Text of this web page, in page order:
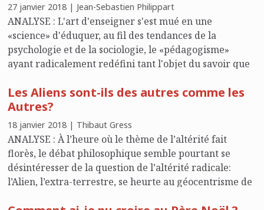
27 janvier 2018 | Jean-Sebastien Philippart
ANALYSE : L'art d'enseigner s'est mué en une
«science» d'éduquer, au fil des tendances de la
psychologie et de la sociologie, le «pédagogisme»
ayant radicalement redéfini tant l'objet du savoir que
Les Aliens sont-ils des autres comme les
Autres?
18 janvier 2018 | Thibaut Gress
ANALYSE : À l’heure où le thème de l’altérité fait
florès, le débat philosophique semble pourtant se
désintéresser de la question de l’altérité radicale:
l’Alien, l’extra-terrestre, se heurte au géocentrisme de